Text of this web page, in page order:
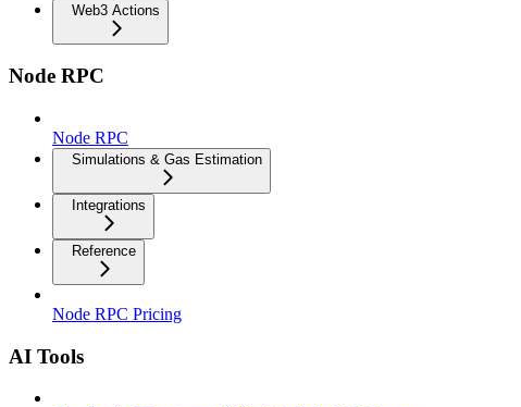
Web3 Actions
Node RPC
Node RPC
Simulations & Gas Estimation
Integrations
Reference
Node RPC Pricing
AI Tools